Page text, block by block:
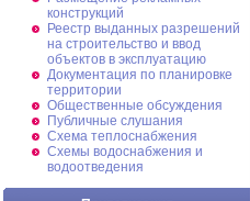
конструкций
Реестр выданных разрешений
на строительство и ввод
объектов в эксплуатацию
Документация по планировке
территории
Общественные обсуждения
Публичные слушания
Схема теплоснабжения
Схемы водоснабжения и
водоотведения